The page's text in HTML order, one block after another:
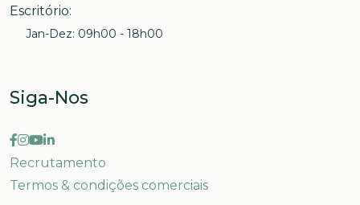
Escritório:
Jan-Dez: 09h00 - 18h00
Siga-Nos
Recrutamento
Termos & condições comerciais